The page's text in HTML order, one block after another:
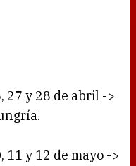
27 y 28 de abril ->
11 y 12 de mayo ->